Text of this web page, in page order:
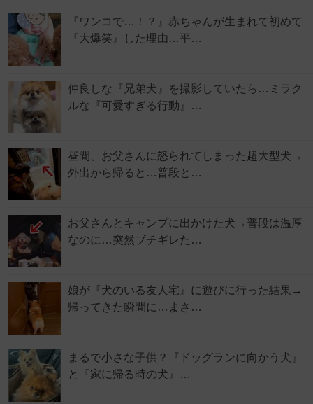
『ワンコで…！？』赤ちゃんが生まれて初めて
『大爆笑』した理由…平…
仲良しな『兄弟犬』を撮影していたら…ミラク
ルな『可愛すぎる行動』…
昼間、お父さんに怒られてしまった超大型犬→
外出から帰ると…普段と…
お父さんとキャンプに出かけた犬→普段は温厚
なのに…突然ブチギレた…
娘が『犬のいる友人宅』に遊びに行った結果→
帰ってきた瞬間に…まさ…
まるで小さな子供？『ドッグランに向かう犬』
と『家に帰る時の犬』…